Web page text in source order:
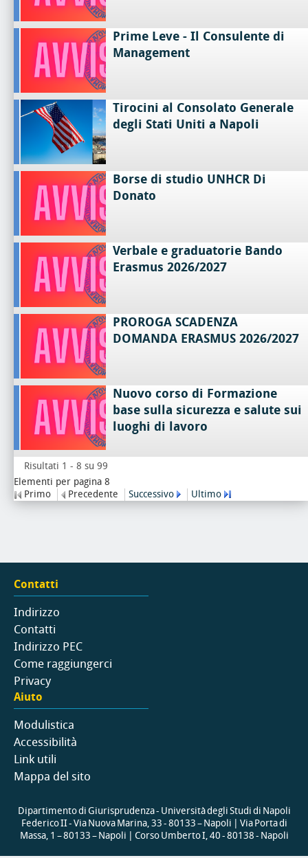
Prime Leve - Il Consulente di
Management
Tirocini al Consolato Generale
degli Stati Uniti a Napoli
Borse di studio UNHCR Di
Donato
Verbale e graduatorie Bando
Erasmus 2026/2027
PROROGA SCADENZA
DOMANDA ERASMUS 2026/2027
Nuovo corso di Formazione
base sulla sicurezza e salute sui
luoghi di lavoro
Risultati 1 - 8 su 99
Elementi per pagina 8
Primo
Precedente Successivo Ultimo
Contatti
Indirizzo
Contatti
Indirizzo PEC
Come raggiungerci
Privacy
Aiuto
Modulistica
Accessibilità
Link utili
Mappa del sito
Dipartimento di Giurisprudenza - Università degli Studi di Napoli
Federico II - Via Nuova Marina, 33 - 80133 – Napoli | Via Porta di
Massa, 1 – 80133 – Napoli | Corso Umberto I, 40 - 80138 - Napoli